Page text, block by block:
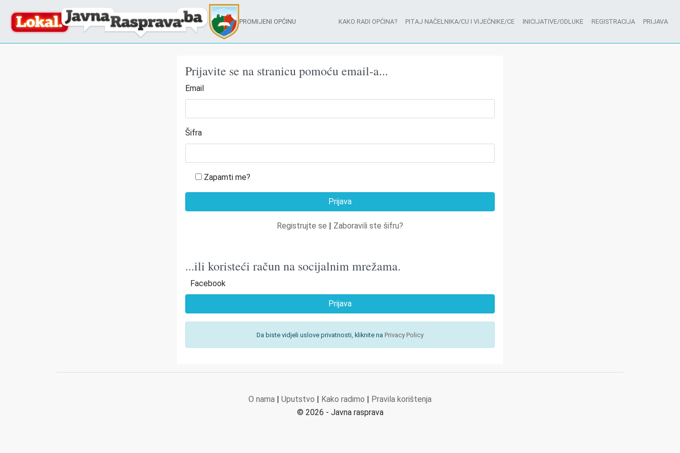
PROMIJENI OPĆINU KAKO RADI OPĆINA? PITAJ NAČELNIKA/CU I VIJEĆNIKE/CE INICIJATIVE/ODLUKE REGISTRACIJA PRIJAVA
Prijavite se na stranicu pomoću email-a...
Email
Šifra
Zapamti me?
Registrujte se | Zaboravili ste šifru?
...ili koristeći račun na socijalnim mrežama.
Facebook
Prijava
Da biste vidjeli uslove privatnosti, kliknite na Privacy Policy
O nama | Uputstvo | Kako radimo | Pravila korištenja
© 2026 - Javna rasprava